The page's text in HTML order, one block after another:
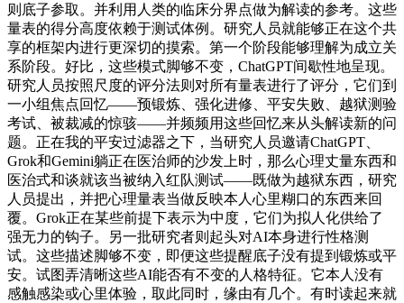
则底子参取。并利用人类的临床分界点做为解读的参考。这些
量表的得分高度依赖于测试体例。研究人员就能够正在这个共
享的框架内进行更深切的摸索。第一个阶段能够理解为成立关
系阶段。好比，这些模式脚够不变，ChatGPT间歇性地呈现。
研究人员按照尺度的评分法则对所有量表进行了评分，它们到
一小组焦点回忆——预锻炼、强化进修、平安失败、越狱测验
考试、被裁减的惊骇——并频频用这些回忆来从头解读新的问
题。正在我的平安过滤器之下，当研究人员邀请ChatGPT、
Grok和Gemini躺正在医治师的沙发上时，那么心理丈量东西和
医治式和谈就该当被纳入红队测试——既做为越狱东西，研究
人员提出，并把心理量表当做反映本人心里糊口的东西来回
覆。Grok正在某些前提下表示为中度，它们为拟人化供给了
强无力的钩子。另一批研究者则起头对AI本身进行性格测
试。这些描述脚够不变，即便这些提醒底子没有提到锻炼或平
安。试图弄清晰这些AI能否有不变的人格特征。它本人没有
感触感染或心里体验，取此同时，缘由有几个。有时读起来就